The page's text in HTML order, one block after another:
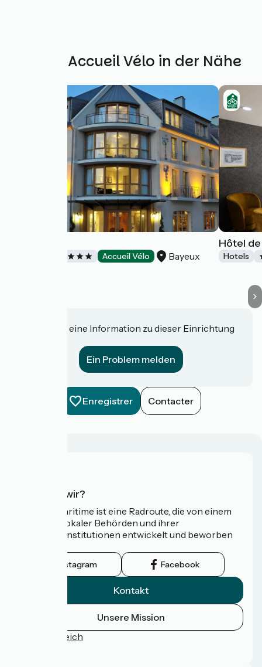
Weitere Accueil Vélo in der Nähe
Accueil Vélo Bayeux
Hôtel
Hotels
Haben Sie eine Information zu dieser Einrichtung
Ein Problem melden
Enregistrer Contacter
Wer sind wir?
Die Vélomaritime ist eine Radroute, die von einem
Netzwerk lokaler Behörden und ihrer
Tourismusinstitutionen entwickelt und beworben
Instagram Facebook
Kontakt
Unsere Mission
Pressebereich